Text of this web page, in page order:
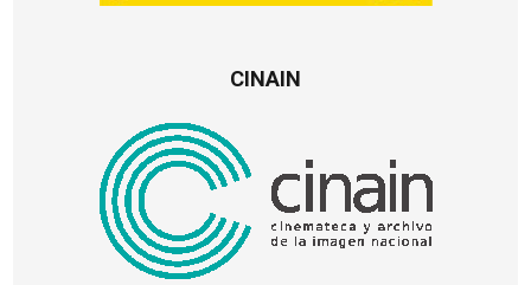
CINAIN